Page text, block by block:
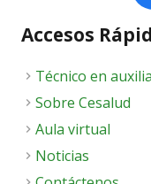
Accesos
Técnico en
Sobre Cesalud
Aula virtual
Noticias